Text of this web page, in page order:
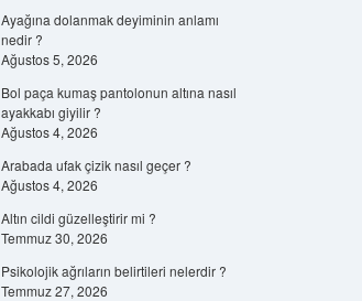
Ayağına dolanmak deyiminin anlamı
nedir ?
Ağustos 5, 2026
Bol paça kumaş pantolonun altına nasıl
ayakkabı giyilir ?
Ağustos 4, 2026
Arabada ufak çizik nasıl geçer ?
Ağustos 4, 2026
Altın cildi güzelleştirir mi ?
Temmuz 30, 2026
Psikolojik ağrıların belirtileri nelerdir ?
Temmuz 27, 2026